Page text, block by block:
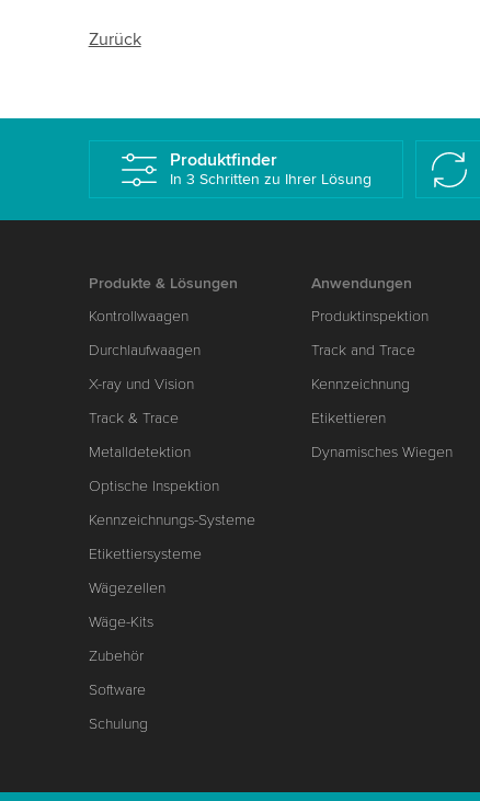
Zurück
Produktfinder
In 3 Schritten zu Ihrer Lösung
Produkte & Lösungen
Kontrollwaagen
Durchlaufwaagen
X-ray und Vision
Track & Trace
Metalldetektion
Optische Inspektion
Kennzeichnungs-Systeme
Etikettiersysteme
Wägezellen
Wäge-Kits
Zubehör
Software
Schulung
Anwendungen
Produktinspektion
Track and Trace
Kennzeichnung
Etikettieren
Dynamisches Wiegen